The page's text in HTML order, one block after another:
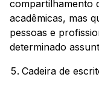
compartilhamento
acadêmicas, mas
pessoas e
determinado
Cadeira de